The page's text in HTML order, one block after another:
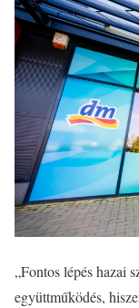
„Fontos lépés hazai
együttműködés,